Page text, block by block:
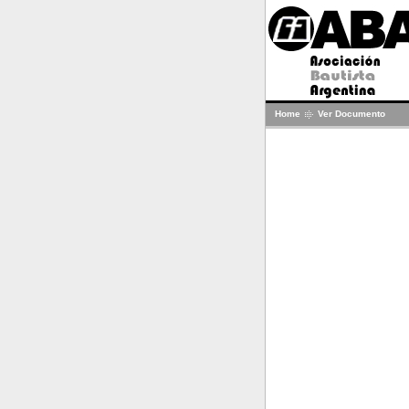
Home Ver Documento